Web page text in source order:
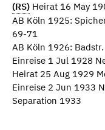
(RS) Heirat 16 May
AB Köln 1925:
69-71
AB Köln 1926:
Einreise 1 Jul 1928
Heirat 25 Aug 1929
Einreise 2 Jun 1933
Separation 1933